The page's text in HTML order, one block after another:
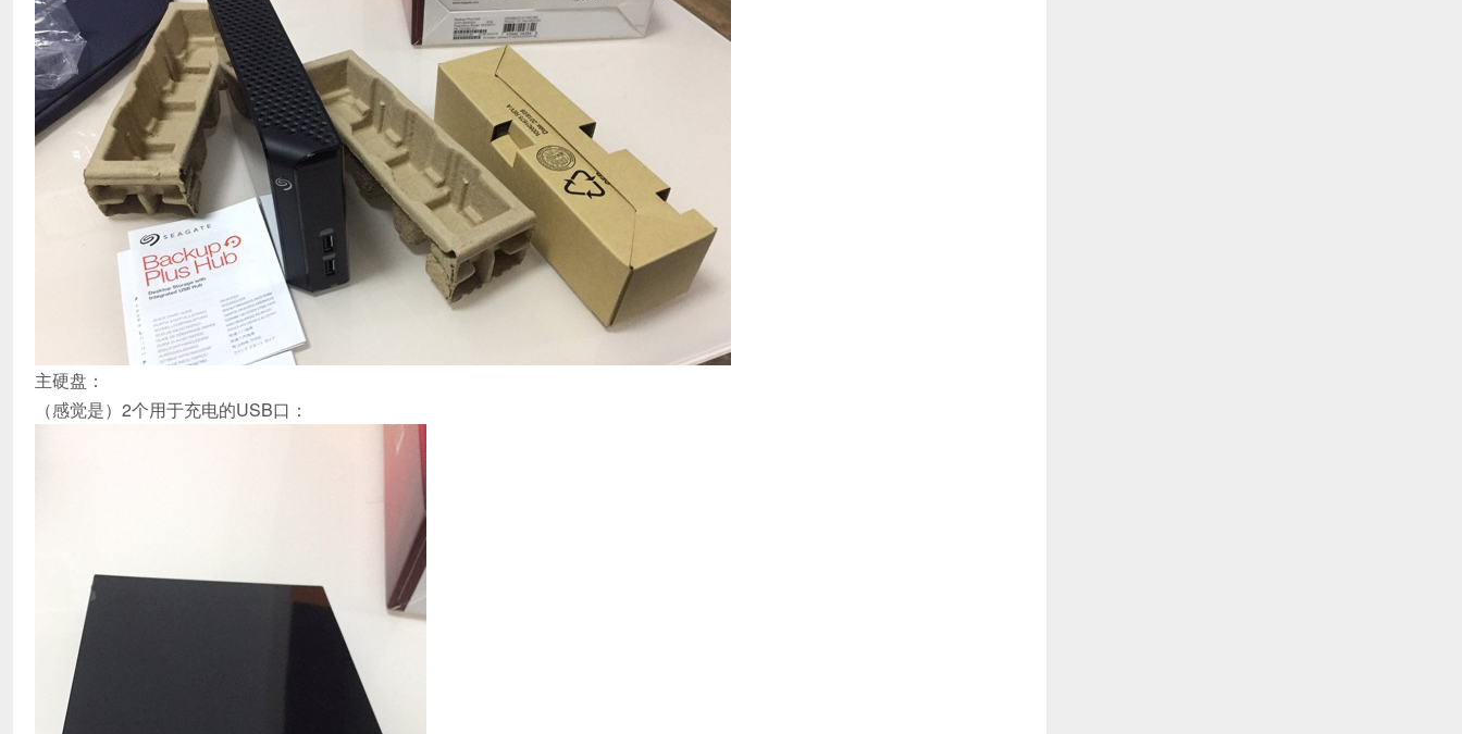
主硬盘：
（感觉是）2个用于充电的USB口：